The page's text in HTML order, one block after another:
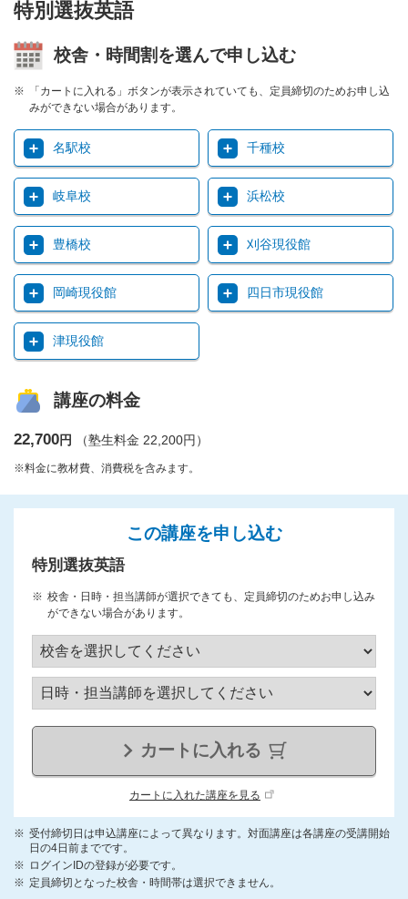
特別選抜英語
校舎・時間割を選んで申し込む
「カートに入れる」ボタンが表示されていても、定員締切のためお申し込
みができない場合があります。
名駅校 千種校
岐阜校 浜松校
豊橋校 刈谷現役館
岡崎現役館 四日市現役館
津現役館
講座の料金
22,700円 （塾生料金 22,200円）
※料金に教材費、消費税を含みます。
この講座を申し込む
特別選抜英語
校舎・日時・担当講師が選択できても、定員締切のためお申し込み
ができない場合があります。
カートに入れる
カートに入れた講座を見る
受付締切日は申込講座によって異なります。対面講座は各講座の受講開始
日の4日前までです。
ログインIDの登録が必要です。
定員締切となった校舎・時間帯は選択できません。